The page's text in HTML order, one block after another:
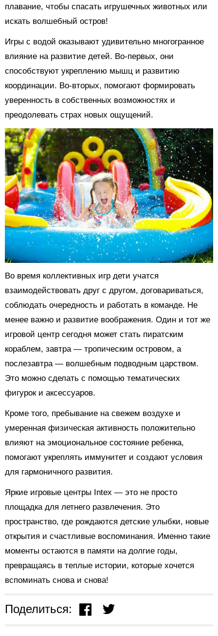
плавание, чтобы спасать игрушечных животных или
искать волшебный остров!
Игры с водой оказывают удивительно многогранное
влияние на развитие детей. Во-первых, они
способствуют укреплению мышц и развитию
координации. Во-вторых, помогают формировать
уверенность в собственных возможностях и
преодолевать страх новых ощущений.
Во время коллективных игр дети учатся
взаимодействовать друг с другом, договариваться,
соблюдать очередность и работать в команде. Не
менее важно и развитие воображения. Один и тот же
игровой центр сегодня может стать пиратским
кораблем, завтра — тропическим островом, а
послезавтра — волшебным подводным царством.
Это можно сделать с помощью тематических
фигурок и аксессуаров.
Кроме того, пребывание на свежем воздухе и
умеренная физическая активность положительно
влияют на эмоциональное состояние ребенка,
помогают укреплять иммунитет и создают условия
для гармоничного развития.
Яркие игровые центры Intex — это не просто
площадка для летнего развлечения. Это
пространство, где рождаются детские улыбки, новые
открытия и счастливые воспоминания. Именно такие
моменты остаются в памяти на долгие годы,
превращаясь в теплые истории, которые хочется
вспоминать снова и снова!
Поделиться: